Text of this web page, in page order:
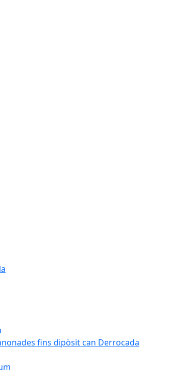
fins dipòsit can Derrocada